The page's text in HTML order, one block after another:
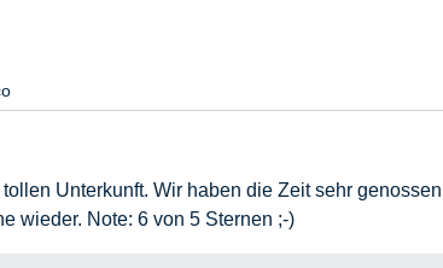
Unterkunft. Wir haben die Zeit sehr
wieder. Note: 6 von 5 Sternen ;-)